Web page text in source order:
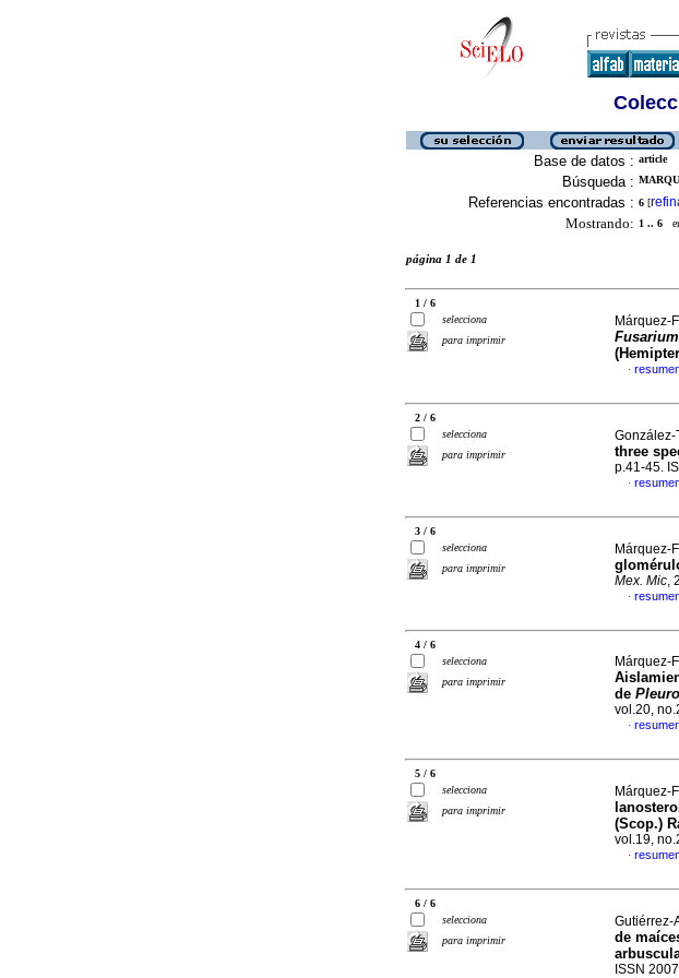
Base de datos : article
Búsqueda :
Referencias encontradas : 6 [
Mostrando: 1 .. 6
página 1 de 1
1 / 6
selecciona
para imprimir
Márquez-
Fusarium
·
2 / 6
selecciona
para imprimir
González-
three
p.41-45.
·
3 / 6
selecciona
para imprimir
Márquez-
Mex. Mic,
·
4 / 6
selecciona
para imprimir
Márquez-
de
vol.20,
·
5 / 6
selecciona
para imprimir
Márquez-
(Scop.)
vol.19,
·
6 / 6
selecciona
para imprimir
Gutiérrez-
de
ISSN